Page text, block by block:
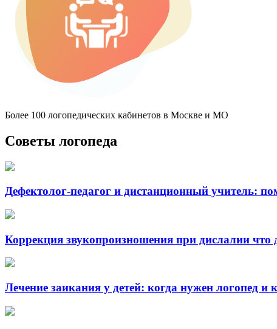
Более 100 логопедических кабинетов в Москве и МО
Советы логопеда
Дефектолог-педагог и дистанционный учитель:
Коррекция звукопроизношения при дислалии что
Лечение заикания у детей: когда нужен логопед и